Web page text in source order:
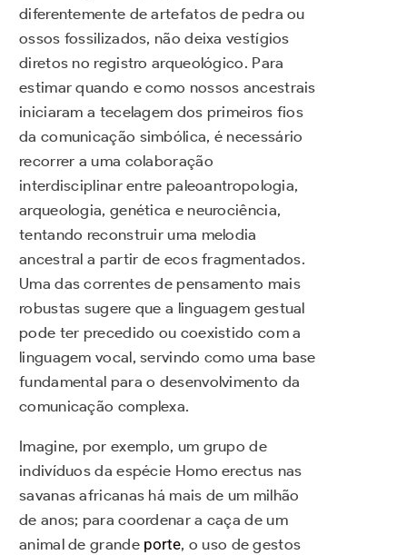
diferentemente de artefatos de pedra ou
ossos fossilizados, não deixa vestígios
diretos no registro arqueológico. Para
estimar quando e como nossos ancestrais
iniciaram a tecelagem dos primeiros fios
da comunicação simbólica, é necessário
recorrer a uma colaboração
interdisciplinar entre paleoantropologia,
arqueologia, genética e neurociência,
tentando reconstruir uma melodia
ancestral a partir de ecos fragmentados.
Uma das correntes de pensamento mais
robustas sugere que a linguagem gestual
pode ter precedido ou coexistido com a
linguagem vocal, servindo como uma base
fundamental para o desenvolvimento da
comunicação complexa.
Imagine, por exemplo, um grupo de
indivíduos da espécie Homo erectus nas
savanas africanas há mais de um milhão
de anos; para coordenar a caça de um
animal de grande porte, o uso de gestos